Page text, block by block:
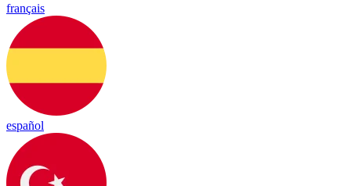
français
español